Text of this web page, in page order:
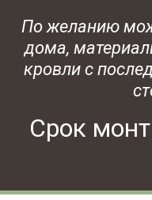
По желанию
дома,
кровли с
Срок